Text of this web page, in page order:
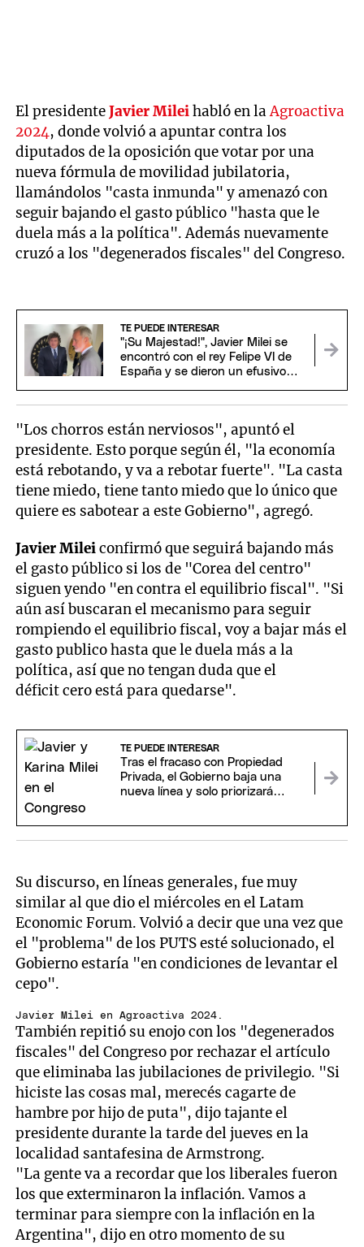
El presidenteJavier Mileihabló en laAgroactiva
2024, donde volvió a apuntar contra los
diputados de la oposición que votar por una
nueva fórmula de movilidad jubilatoria,
llamándolos "casta inmunda" y amenazó con
seguir bajando el gasto público "hasta que le
duela más a la política". Además nuevamente
cruzó a los "degenerados fiscales" del Congreso.
TE PUEDE INTERESAR
"¡Su Majestad!", Javier Milei se
encontró con el rey Felipe VI de
España y se dieron un efusivo
"Los chorros están nerviosos", apuntó el
presidente. Esto porque según él, "la economía
está rebotando, y va a rebotar fuerte". "La casta
tiene miedo, tiene tanto miedo que lo único que
quiere es sabotear a este Gobierno", agregó.
Javier Mileiconfirmó que seguirá bajando más
el gasto público si los de "Corea del centro"
siguen yendo "en contra el equilibrio fiscal". "Si
aún así buscaran el mecanismo para seguir
rompiendo el equilibrio fiscal, voy a bajar más el
gasto publico hasta que le duela más a la
política, así que no tengan duda que el
déficit cero está para quedarse".
TE PUEDE INTERESAR
Tras el fracaso con Propiedad
Privada, el Gobierno baja una
nueva línea y solo priorizará
Su discurso, en líneas generales, fue muy
similar al que dio el miércoles en el Latam
Economic Forum. Volvió a decir que una vez que
el "problema" de los PUTS esté solucionado, el
Gobierno estaría "en condiciones de levantar el
cepo".
Javier Milei en Agroactiva 2024.
También repitió su enojo con los "degenerados
fiscales" del Congreso por rechazar el artículo
que eliminaba las jubilaciones de privilegio. "Si
hiciste las cosas mal, merecés cagarte de
hambre por hijo de puta", dijo tajante el
presidente durante la tarde del jueves en la
localidad santafesina de Armstrong.
"La gente va a recordar que los liberales fueron
los que exterminaron la inflación. Vamos a
terminar para siempre con la inflación en la
Argentina", dijo en otro momento de su